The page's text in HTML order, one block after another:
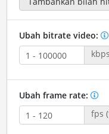
Ubah bitrate video:
kbps
Ubah frame rate:
fps